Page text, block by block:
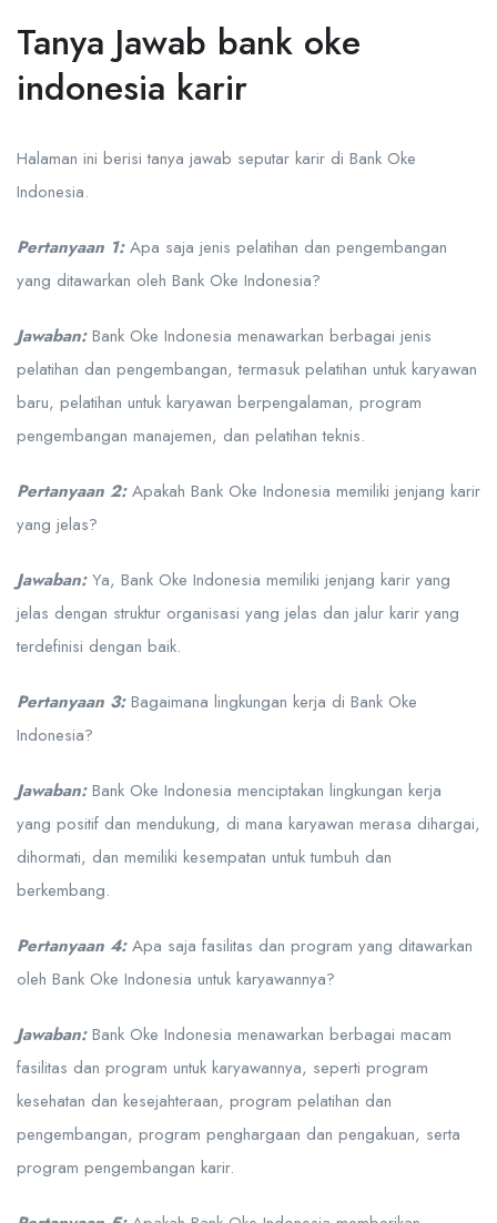
Tanya Jawab bank oke
indonesia karir
Halaman ini berisi tanya jawab seputar karir di Bank Oke
Indonesia.
Pertanyaan 1:Apa saja jenis pelatihan dan pengembangan
yang ditawarkan oleh Bank Oke Indonesia?
Jawaban:Bank Oke Indonesia menawarkan berbagai jenis
pelatihan dan pengembangan, termasuk pelatihan untuk karyawan
baru, pelatihan untuk karyawan berpengalaman, program
pengembangan manajemen, dan pelatihan teknis.
Pertanyaan 2:Apakah Bank Oke Indonesia memiliki jenjang karir
yang jelas?
Jawaban:Ya, Bank Oke Indonesia memiliki jenjang karir yang
jelas dengan struktur organisasi yang jelas dan jalur karir yang
terdefinisi dengan baik.
Pertanyaan 3:Bagaimana lingkungan kerja di Bank Oke
Indonesia?
Jawaban:Bank Oke Indonesia menciptakan lingkungan kerja
yang positif dan mendukung, di mana karyawan merasa dihargai,
dihormati, dan memiliki kesempatan untuk tumbuh dan
berkembang.
Pertanyaan 4:Apa saja fasilitas dan program yang ditawarkan
oleh Bank Oke Indonesia untuk karyawannya?
Jawaban:Bank Oke Indonesia menawarkan berbagai macam
fasilitas dan program untuk karyawannya, seperti program
kesehatan dan kesejahteraan, program pelatihan dan
pengembangan, program penghargaan dan pengakuan, serta
program pengembangan karir.